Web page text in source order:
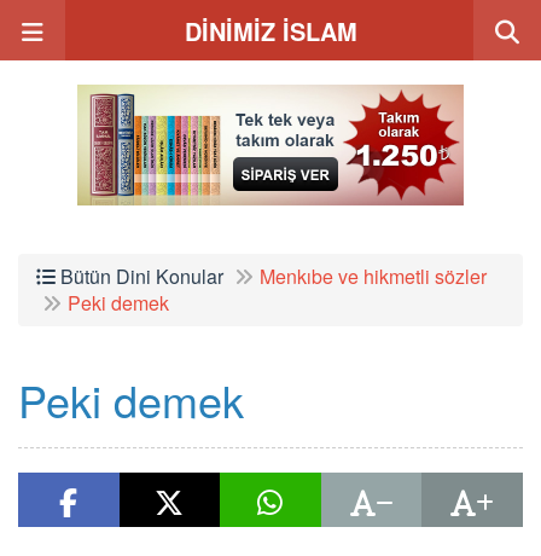
DİNİMİZ İSLAM
Bütün Dini Konular
Menkıbe ve hikmetli sözler
Peki demek
Peki demek